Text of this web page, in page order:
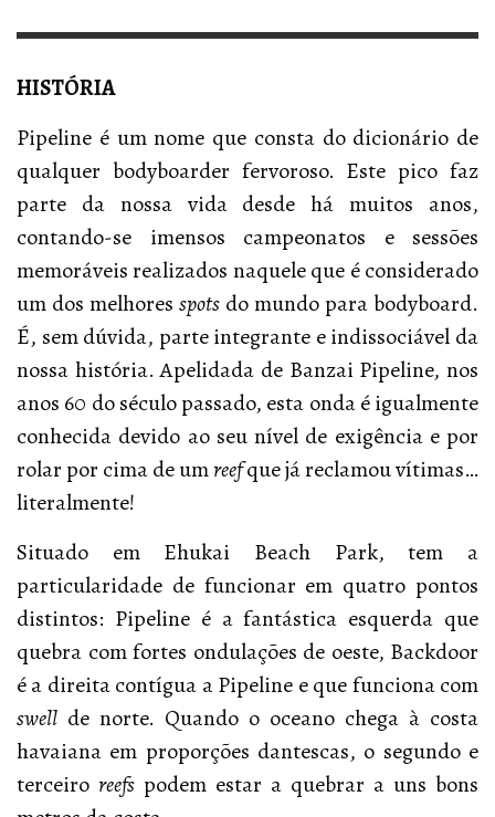
HISTÓRIA
Pipeline é um nome que consta do dicionário de
qualquer bodyboarder fervoroso. Este pico faz
parte da nossa vida desde há muitos anos,
contando-se imensos campeonatos e sessões
memoráveis realizados naquele que é considerado
um dos melhores spots do mundo para bodyboard.
É, sem dúvida, parte integrante e indissociável da
nossa história. Apelidada de Banzai Pipeline, nos
anos 60 do século passado, esta onda é igualmente
conhecida devido ao seu nível de exigência e por
rolar por cima de umreefque já reclamou vítimas…
literalmente!
Situado em Ehukai Beach Park, tem a
particularidade de funcionar em quatro pontos
distintos: Pipeline é a fantástica esquerda que
quebra com fortes ondulações de oeste, Backdoor
é a direita contígua a Pipeline e que funciona com
swell de norte. Quando o oceano chega à costa
havaiana em proporções dantescas, o segundo e
terceiro reefs podem estar a quebrar a uns bons